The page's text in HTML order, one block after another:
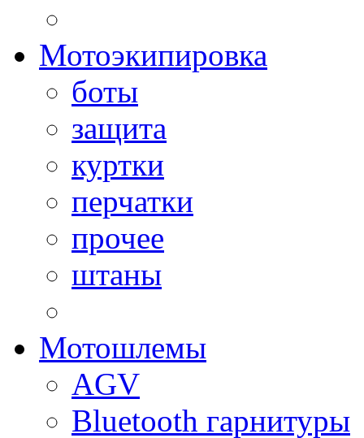
Мотоэкипировка
боты
защита
куртки
перчатки
прочее
штаны
Мотошлемы
AGV
Bluetooth гарнитуры